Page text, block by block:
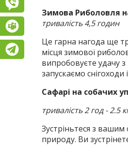
Teams
Telegram
Зимова Риболовля
тривалість 4,5 годин
Це гарна нагода ще
місця зимової
випробовуєте удачу
запускаємо
Сафарі на собачих
тривалість 2 год - 2.5
Зустріньтеся з вашим
природу. Ви